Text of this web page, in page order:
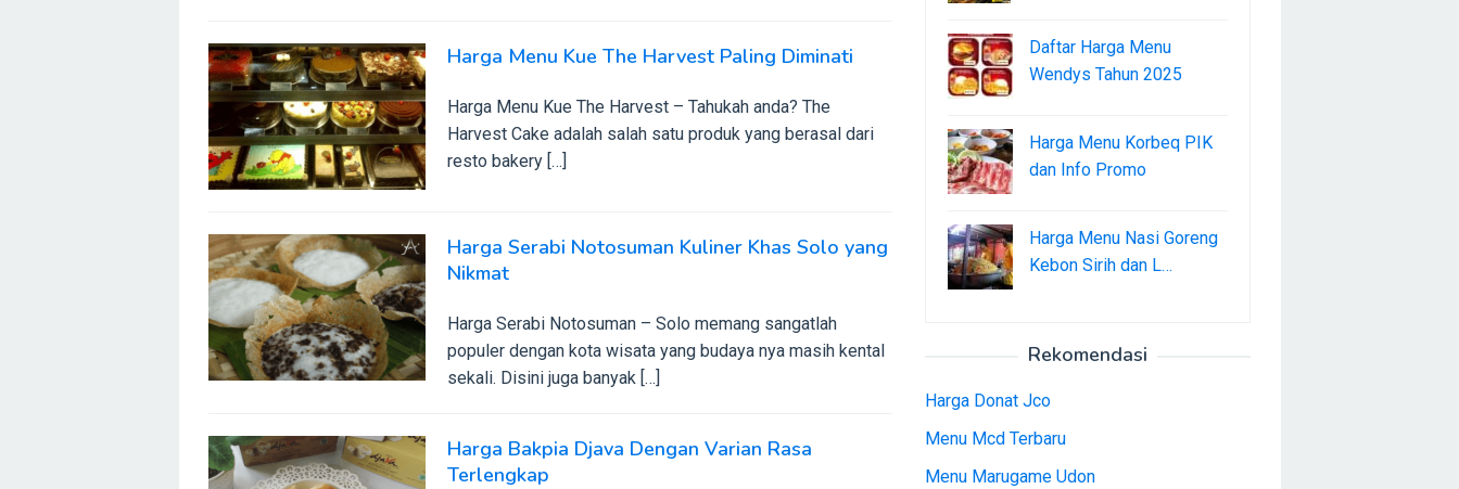
Harga Menu Kue The Harvest Paling Diminati
Harga Menu Kue The Harvest – Tahukah anda? The
Harvest Cake adalah salah satu produk yang berasal dari
resto bakery […]
Harga Serabi Notosuman Kuliner Khas Solo yang
Nikmat
Harga Serabi Notosuman – Solo memang sangatlah
populer dengan kota wisata yang budaya nya masih kental
sekali. Disini juga banyak […]
Harga Bakpia Djava Dengan Varian Rasa
Terlengkap
Daftar Harga Menu
Wendys Tahun 2025
Harga Menu Korbeq PIK
dan Info Promo
Harga Menu Nasi Goreng
Kebon Sirih dan L…
Rekomendasi
Harga Donat Jco
Menu Mcd Terbaru
Menu Marugame Udon